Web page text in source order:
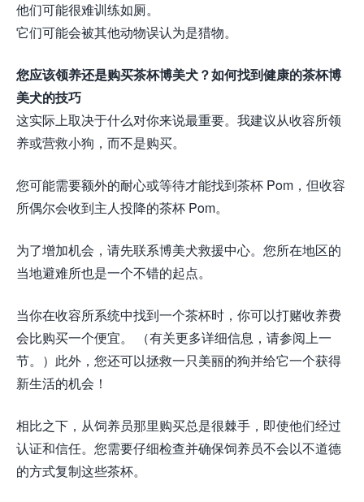
他们可能很难训练如厕。
它们可能会被其他动物误认为是猎物。
您应该领养还是购买茶杯博美犬？如何找到健康的茶杯博
美犬的技巧
这实际上取决于什么对你来说最重要。我建议从收容所领
养或营救小狗，而不是购买。
您可能需要额外的耐心或等待才能找到茶杯 Pom，但收容
所偶尔会收到主人投降的茶杯 Pom。
为了增加机会，请先联系博美犬救援中心。您所在地区的
当地避难所也是一个不错的起点。
当你在收容所系统中找到一个茶杯时，你可以打赌收养费
会比购买一个便宜。 （有关更多详细信息，请参阅上一
节。）此外，您还可以拯救一只美丽的狗并给它一个获得
新生活的机会！
相比之下，从饲养员那里购买总是很棘手，即使他们经过
认证和信任。您需要仔细检查并确保饲养员不会以不道德
的方式复制这些茶杯。